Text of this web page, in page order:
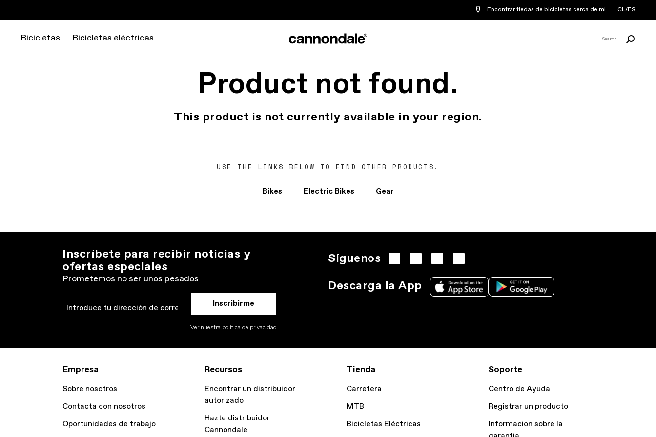
Encontrar tiedas de bicicletas cerca de mi CL/ES
Bicicletas Bicicletas eléctricas Search
Product not found.
This product is not currently available in your region.
USE THE LINKS BELOW TO FIND OTHER PRODUCTS.
Bikes Electric Bikes Gear
Inscríbete para recibir noticias y
ofertas especiales
Prometemos no ser unos pesados
Email Inscribirme
Ver nuestra politica de privacidad
Síguenos
Descarga la App
Empresa
Sobre nosotros
Contacta con nosotros
Oportunidades de trabajo
Recursos
Encontrar un distribuidor
autorizado
Hazte distribuidor
Cannondale
Tienda
Carretera
MTB
Bicicletas Eléctricas
Soporte
Centro de Ayuda
Registrar un producto
Informacion sobre la